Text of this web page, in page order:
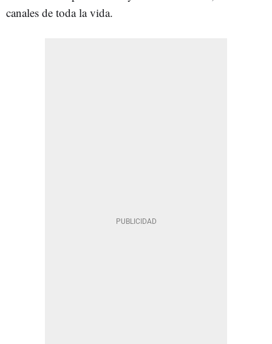
canales de toda la vida.